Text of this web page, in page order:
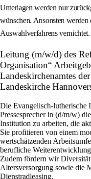
Unterlagen werden nur
wünschen. Ansonsten
Auswahlverfahrens vernichtet.
Leitung (m/w/d) des
Organisation“
Landeskirchenamtes
Landeskirche
Die Evangelisch-lutherische
Pressesprecher in (d/m/w)
Institution zu arbeiten, die
Sie profitieren von einem
wertschätzenden
berufliche
Zudem fördern wir
Altersversorgung sowie die
Dienstradleasing.